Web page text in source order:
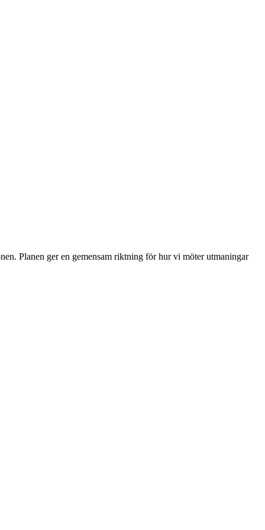
Planen ger en gemensam riktning för hur vi möter utmaningar